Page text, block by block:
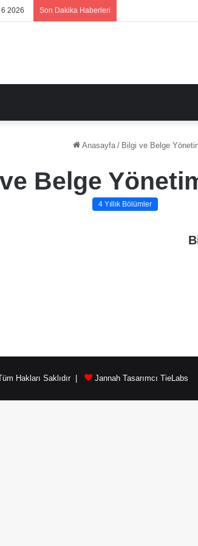
6 2026 Son Dakika Haberleri
Anasayfa / Bilgi ve Belge
Belge
4 Yıllık Bölümler
Hakları Saklıdır | Jannah Tasarımcı TieLabs